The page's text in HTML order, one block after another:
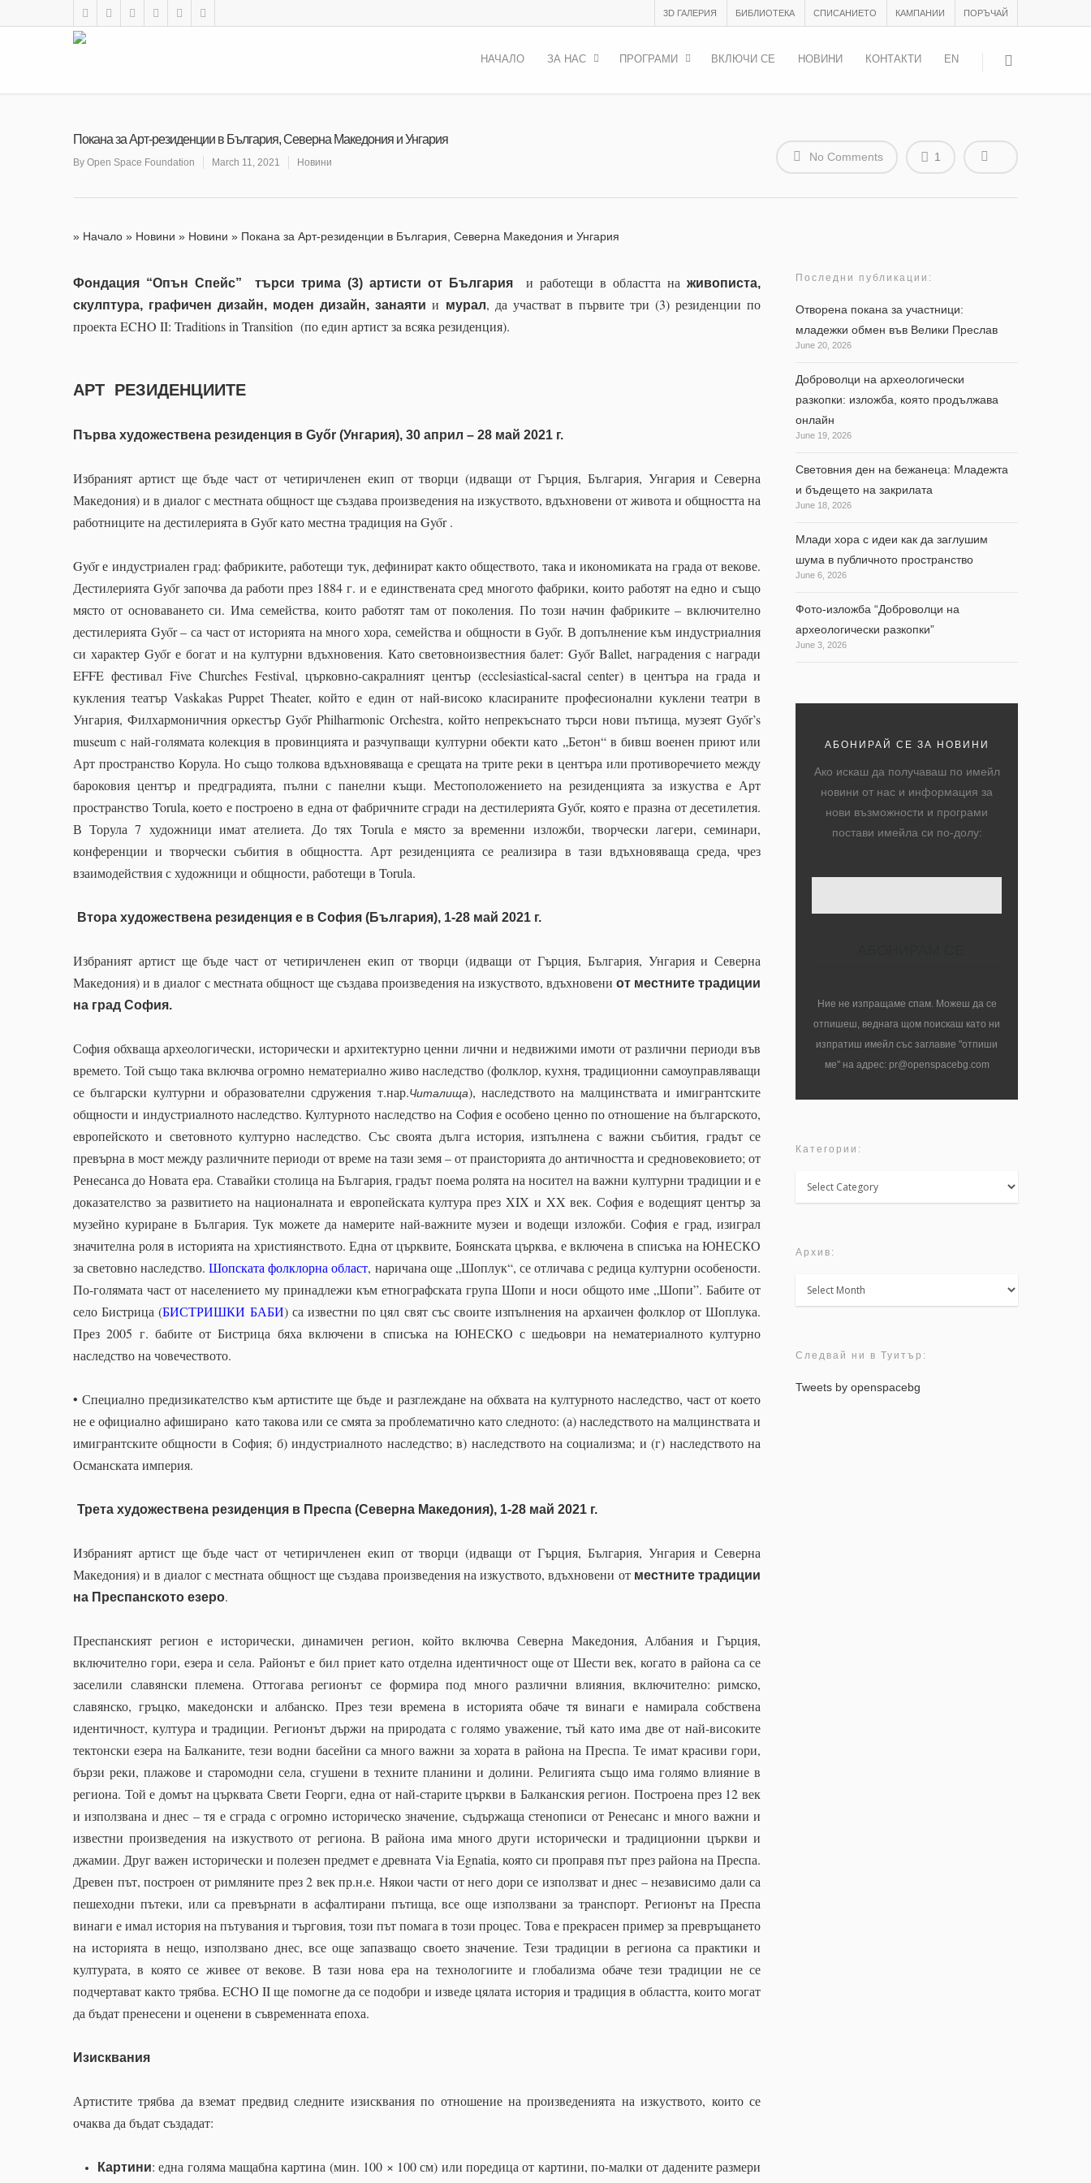
3D ГАЛЕРИЯ БИБЛИОТЕКА СПИСАНИЕТО КАМПАНИИ ПОРЪЧАЙ
НАЧАЛО ЗА НАС ПРОГРАМИ ВКЛЮЧИ СЕ НОВИНИ КОНТАКТИ EN
Покана за Арт-резиденции в България, Северна Македония и Унгария
By Open Space Foundation March 11, 2021 Новини No Comments 1
» Начало » Новини » Новини » Покана за Арт-резиденции в България, Северна Македония и Унгария
Фондация “Опън Спейс” търси трима (3) артисти от България и работещи в областта наживописта,
скулптура, графичен дизайн, моден дизайн, занаяти и мурал, да участват в първите три (3) резиденции по
проекта ECHO II: Traditions in Transition (по един артист за всяка резиденция).
АРТ РЕЗИДЕНЦИИТЕ
Първа художествена резиденция в Győr (Унгария), 30 април – 28 май 2021 г.
Избраният артист ще бъде част от четиричленен екип от творци (идващи от Гърция, България, Унгария и Северна
Македония) и в диалог с местната общност ще създава произведения на изкуството, вдъхновени от живота и общността на
работниците на дестилерията в Győr като местна традиция на Győr .
Győr е индустриален град: фабриките, работещи тук, дефинират както обществото, така и икономиката на града от векове.
Дестилерията Győr започва да работи през 1884 г. и е единствената сред многото фабрики, които работят на едно и също
място от основаването си. Има семейства, които работят там от поколения. По този начин фабриките – включително
дестилерията Győr – са част от историята на много хора, семейства и общности в Győr. В допълнение към индустриалния
си характер Győr е богат и на културни вдъхновения. Като световноизвестния балет:Győr Ballet, наградения с награди
EFFE фестивал Five Churches Festival, църковно-сакралният център (ecclesiastical-sacral center) в центъра на града и
кукления театър Vaskakas Puppet Theater, който е един от най-високо класираните професионални куклени театри в
Унгария, Филхармоничния оркестърGyőr Philharmonic Orchestra, който непрекъснато търси нови пътища, музеятGyőr’s
museum с най-голямата колекция в провинцията и разчупващи културни обекти като „Бетон“ в бивш военен приют или
Арт пространство Корула. Но също толкова вдъхновяваща е срещата на трите реки в центъра или противоречието между
бароковия център и предградията, пълни с панелни къщи. Местоположението на резиденцията за изкуства е Арт
пространство Torula, което е построено в една от фабричните сгради на дестилерията Győr, която е празна от десетилетия.
В Торула 7 художници имат ателиета. До тях Torula е място за временни изложби, творчески лагери, семинари,
конференции и творчески събития в общността. Арт резиденцията се реализира в тази вдъхновяваща среда, чрез
взаимодействия с художници и общности, работещи в Torula.
Втора художествена резиденция е в София (България), 1-28 май 2021 г.
Избраният артист ще бъде част от четиричленен екип от творци (идващи от Гърция, България, Унгария и Северна
Македония) и в диалог с местната общност ще създава произведения на изкуството, вдъхновениот местните традиции
на град София.
София обхваща археологически, исторически и архитектурно ценни лични и недвижими имоти от различни периоди във
времето. Той също така включва огромно нематериално живо наследство (фолклор, кухня, традиционни самоуправляващи
се български културни и образователни сдружения т.нар.Читалища), наследството на малцинствата и имигрантските
общности и индустриалното наследство. Културното наследство на София е особено ценно по отношение на българското,
европейското и световното културно наследство. Със своята дълга история, изпълнена с важни събития, градът се
превърна в мост между различните периоди от време на тази земя – от праисторията до античността и средновековието; от
Ренесанса до Новата ера. Ставайки столица на България, градът поема ролята на носител на важни културни традиции и е
доказателство за развитието на националната и европейската култура през XIX и XX век. София е водещият център за
музейно куриране в България. Тук можете да намерите най-важните музеи и водещи изложби. София е град, изиграл
значителна роля в историята на християнството. Една от църквите, Боянската църква, е включена в списъка на ЮНЕСКО
за световно наследство.Шопската фолклорна област, наричана още „Шоплук“, се отличава с редица културни особености.
По-голямата част от населението му принадлежи към етнографската група Шопи и носи общото име „Шопи”. Бабите от
село Бистрица (БИСТРИШКИ БАБИ) са известни по цял свят със своите изпълнения на архаичен фолклор от Шоплука.
През 2005 г. бабите от Бистрица бяха включени в списъка на ЮНЕСКО с шедьоври на нематериалното културно
наследство на човечеството.
• Специално предизикателство към артистите ще бъде и разглеждане на обхвата на културното наследство, част от което
не е официално афиширано като такова или се смята за проблематично като следното: (а) наследството на малцинствата и
имигрантските общности в София; б) индустриалното наследство; в) наследството на социализма; и (г) наследството на
Османската империя.
Трета художествена резиденция в Преспа (Северна Македония), 1-28 май 2021 г.
Избраният артист ще бъде част от четиричленен екип от творци (идващи от Гърция, България, Унгария и Северна
Македония) и в диалог с местната общност ще създава произведения на изкуството, вдъхновени от местните традиции
на Преспанското езеро.
Преспанският регион е исторически, динамичен регион, който включва Северна Македония, Албания и Гърция,
включително гори, езера и села. Районът е бил приет като отделна идентичност още от Шести век, когато в района са се
заселили славянски племена. Оттогава регионът се формира под много различни влияния, включително: римско,
славянско, гръцко, македонски и албанско. През тези времена в историята обаче тя винаги е намирала собствена
идентичност, култура и традиции. Регионът държи на природата с голямо уважение, тъй като има две от най-високите
тектонски езера на Балканите, тези водни басейни са много важни за хората в района на Преспа. Те имат красиви гори,
бързи реки, плажове и старомодни села, сгушени в техните планини и долини. Религията също има голямо влияние в
региона. Той е домът на църквата Свети Георги, една от най-старите църкви в Балканския регион. Построена през 12 век
и използвана и днес – тя е сграда с огромно историческо значение, съдържаща стенописи от Ренесанс и много важни и
известни произведения на изкуството от региона. В района има много други исторически и традиционни църкви и
джамии. Друг важен исторически и полезен предмет е древната Via Egnatia, която си проправя път през района на Преспа.
Древен път, построен от римляните през 2 век пр.н.е. Някои части от него дори се използват и днес – независимо дали са
пешеходни пътеки, или са превърнати в асфалтирани пътища, все още използвани за транспорт. Регионът на Преспа
винаги е имал история на пътувания и търговия, този път помага в този процес. Това е прекрасен пример за превръщането
на историята в нещо, използвано днес, все още запазващо своето значение. Тези традиции в региона са практики и
културата, в която се живее от векове. В тази нова ера на технологиите и глобализма обаче тези традиции не се
подчертават както трябва. ECHO II ще помогне да се подобри и изведе цялата история и традиция в областта, които могат
да бъдат пренесени и оценени в съвременната епоха.
Изисквания
Артистите трябва да вземат предвид следните изисквания по отношение на произведенията на изкуството, които се
очаква да бъдат създадат:
Картини: една голяма мащабна картина (мин. 100 × 100 см) или поредица от картини, по-малки от дадените размери
Последни публикации:
Отворена покана за участници:
младежки обмен във Велики Преслав
June 20, 2026
Доброволци на археологически
разкопки: изложба, която продължава
онлайн
June 19, 2026
Световния ден на бежанеца: Младежта
и бъдещето на закрилата
June 18, 2026
Млади хора с идеи как да заглушим
шума в публичното пространство
June 6, 2026
Фото-изложба “Доброволци на
археологически разкопки”
June 3, 2026
АБОНИРАЙ СЕ ЗА НОВИНИ
Ако искаш да получаваш по имейл
новини от нас и информация за
нови възможности и програми
постави имейла си по-долу:
Ние не изпращаме спам. Можеш да се
отпишеш, веднага щом поискаш като ни
изпратиш имейл със заглавие "отпиши
ме" на адрес: pr@openspacebg.com
Категории:
Категории:
Архив:
Архив:
Следвай ни в Туитър:
Tweets by openspacebg